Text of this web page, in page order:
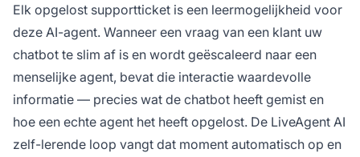
Elk opgelost supportticket is een leermogelijkheid voor
deze AI-agent. Wanneer een vraag van een klant uw
chatbot te slim af is en wordt geëscaleerd naar een
menselijke agent, bevat die interactie waardevolle
informatie — precies wat de chatbot heeft gemist en
hoe een echte agent het heeft opgelost. De LiveAgent AI
zelf-lerende loop vangt dat moment automatisch op en